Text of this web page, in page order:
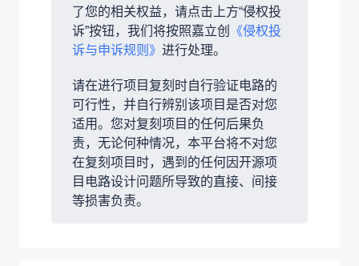
了您的相关权益，请点击上方“侵权投
诉”按钮，我们将按照嘉立创
《侵权投
诉与申诉规则》 进行处理。
请在进行项目复刻时自行验证电路的
可行性，并自行辨别该项目是否对您
适用。您对复刻项目的任何后果负
责，无论何种情况，本平台将不对您
在复刻项目时，遇到的任何因开源项
目电路设计问题所导致的直接、间接
等损害负责。